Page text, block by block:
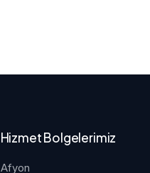
Hizmet Bolgelerimiz
Afyon